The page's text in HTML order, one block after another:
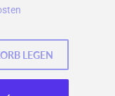
LEGEN